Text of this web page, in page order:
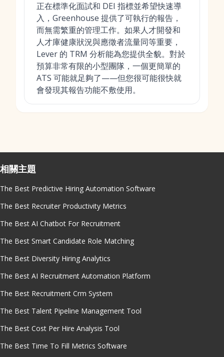
正在標準化面試和 DEI 指標並希望快速導
入，Greenhouse 提供了可執行的報告，
而無需繁重的管理工作。如果人才開發和
人才庫健康狀況與應徵者流量同等重要，
Lever 的 TRM 分析能為您提供全貌。對於
預算非常有限的小型團隊，一個更簡單的
ATS 可能就足夠了——但您很可能很快就
會發現其報告功能不敷使用。
相關主題
The Best Predictive Hiring Automation Software
The Best Recruiter Productivity Metrics
The Best AI Chatbot For Recruitment
The Best Smart Candidate Role Matching
The Best Diversity Hiring Analytics
The Best AI Recruitment Automation Platform
The Best Recruitment Crm System
The Best Talent Pipeline Management Tool
The Best Cost Per Hire Analysis Tool
The Best Time To Fill Metrics Software